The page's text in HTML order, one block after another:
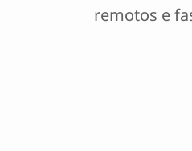
remotos e